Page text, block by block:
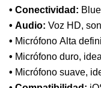
• Conectividad:
• Audio: Voz HD,
• Micrófono Alta
• Micrófono duro,
• Micrófono suave,